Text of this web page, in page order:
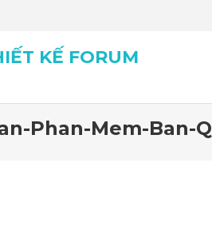
KẾ FORUM
Phan-Mem-Ban-